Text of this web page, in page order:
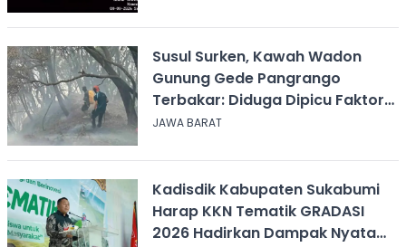
Susul Surken, Kawah Wadon
Gunung Gede Pangrango
Terbakar: Diduga Dipicu Faktor
Alam
JAWA BARAT
Kadisdik Kabupaten Sukabumi
Harap KKN Tematik GRADASI
2026 Hadirkan Dampak Nyata